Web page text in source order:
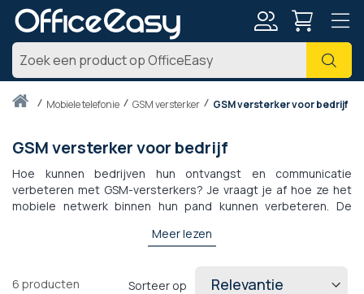
Zoek
Thuismobiele telefonie GSM versterker GSM versterker voor bedrijf
GSM versterker voor bedrijf
Hoe kunnen bedrijven hun ontvangst en communicatie
verbeteren met GSM-versterkers? Je vraagt je af hoe ze het
mobiele netwerk binnen hun pand kunnen verbeteren. De
kunnen eenvoudig worden geïnstalleerd en zijn compatibel
Meer lezen
6 producten Sorteer op